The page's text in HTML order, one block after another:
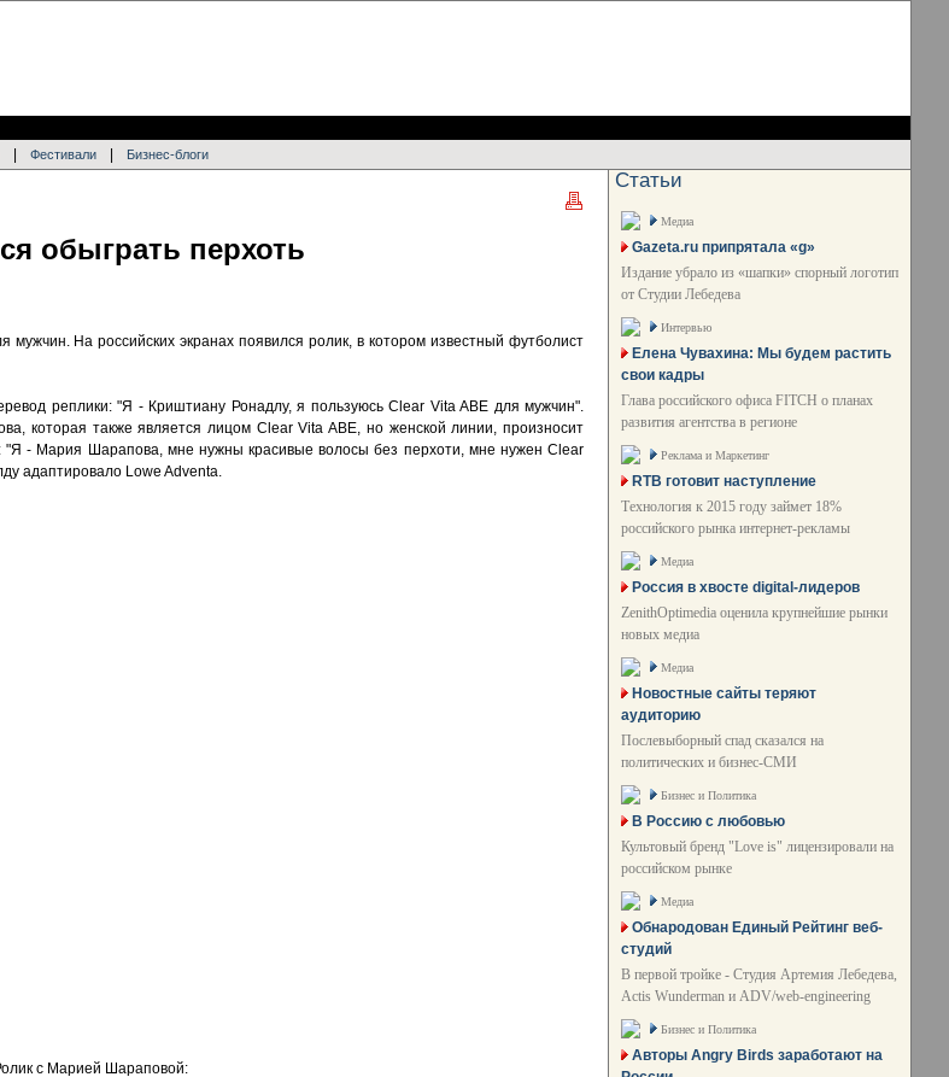
Фестивали Бизнес-блоги
обыграть перхоть
На российских экранах появился ролик, в котором известный футболист
реплики: "Я - Криштиану Ронадлу, я пользуюсь Clear Vita ABE для мужчин".
которая также является лицом Clear Vita ABE, но женской линии, произносит
"Я - Мария Шарапова, мне нужны красивые волосы без перхоти, мне нужен Clear
адаптировало Lowe Adventa.
с Марией Шараповой:
Статьи
Медиа
Gazeta.ru припрятала «g»
Издание убрало из «шапки» спорный логотип
от Студии Лебедева
Интервью
Елена Чувахина: Мы будем растить
свои кадры
Глава российского офиса FITCH о планах
развития агентства в регионе
Реклама и Маркетинг
RTB готовит наступление
Технология к 2015 году займет 18%
российского рынка интернет-рекламы
Медиа
Россия в хвосте digital-лидеров
ZenithOptimedia оценила крупнейшие рынки
новых медиа
Медиа
Новостные сайты теряют
аудиторию
Послевыборный спад сказался на
политических и бизнес-СМИ
Бизнес и Политика
В Россию с любовью
Культовый бренд "Love is" лицензировали на
российском рынке
Медиа
Обнародован Единый Рейтинг веб-
студий
В первой тройке - Студия Артемия Лебедева,
Actis Wunderman и ADV/web-engineering
Бизнес и Политика
Авторы Angry Birds заработают на